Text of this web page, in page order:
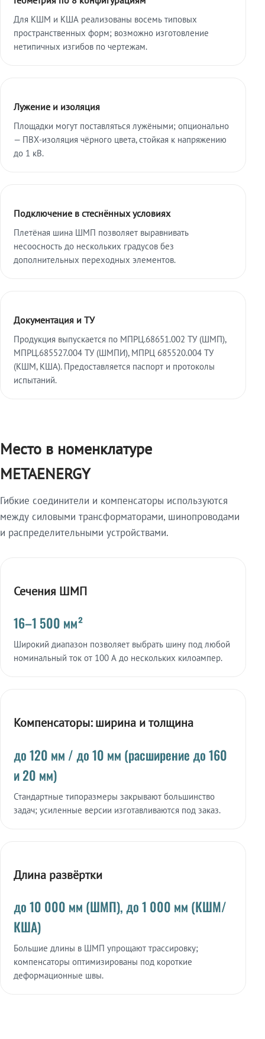
Для КШМ и КША реализованы восемь типовых
пространственных форм; возможно изготовление
нетипичных изгибов по чертежам.
Лужение и изоляция
Площадки могут поставляться лужёными; опционально
— ПВХ-изоляция чёрного цвета, стойкая к напряжению
до 1 кВ.
Подключение в стеснённых условиях
Плетёная шина ШМП позволяет выравнивать
несоосность до нескольких градусов без
дополнительных переходных элементов.
Документация и ТУ
Продукция выпускается по МПРЦ.68651.002 ТУ (ШМП),
МПРЦ.685527.004 ТУ (ШМПИ), МПРЦ 685520.004 ТУ
(КШМ, КША). Предоставляется паспорт и протоколы
испытаний.
Место в номенклатуре
METAENERGY
Гибкие соединители и компенсаторы используются
между силовыми трансформаторами, шинопроводами
и распределительными устройствами.
Сечения ШМП
16–1 500 мм²
Широкий диапазон позволяет выбрать шину под любой
номинальный ток от 100 А до нескольких килоампер.
Компенсаторы: ширина и толщина
до 120 мм / до 10 мм (расширение до 160
и 20 мм)
Стандартные типоразмеры закрывают большинство
задач; усиленные версии изготавливаются под заказ.
Длина развёртки
до 10 000 мм (ШМП), до 1 000 мм (КШМ/
КША)
Большие длины в ШМП упрощают трассировку;
компенсаторы оптимизированы под короткие
деформационные швы.